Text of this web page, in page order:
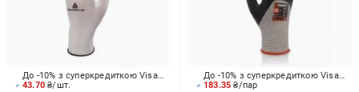
43.70₴/шт.
До -10% з суперкредиткою Visa Вигода
183.35₴/пар
До -10% з суперкредиткою Visa Вигода